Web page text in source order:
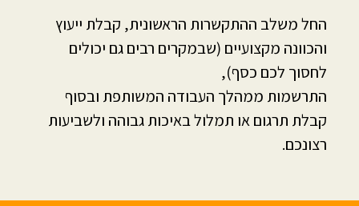
החל משלב ההתקשרות הראשונית, קבלת ייעוץ
והכוונה מקצועיים (שבמקרים רבים גם יכולים
לחסוך לכם כסף),
התרשמות ממהלך העבודה המשותפת ובסוף
קבלת תרגום או תמלול באיכות גבוהה ולשביעות
רצונכם.